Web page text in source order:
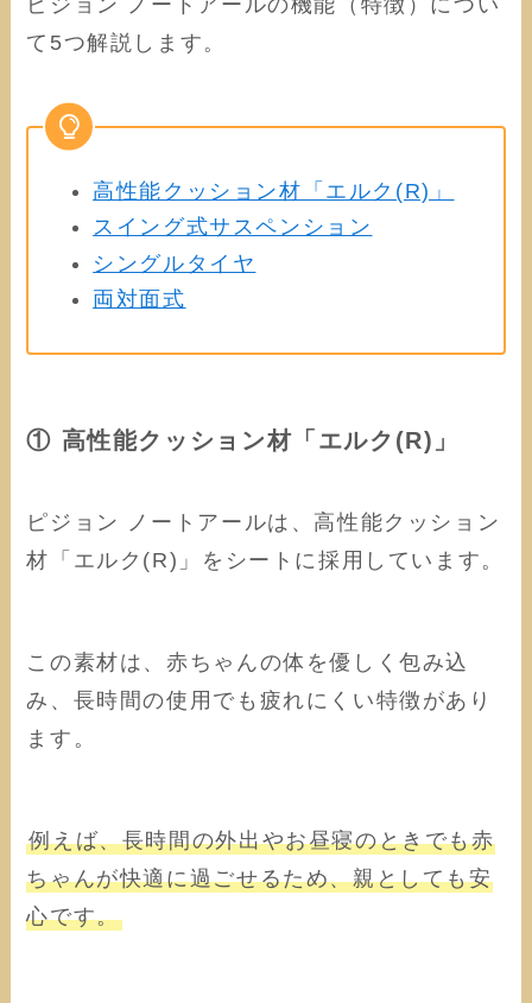
て5つ解説します。
高性能クッション材「エルク(R)」
スイング式サスペンション
シングルタイヤ
両対面式
① 高性能クッション材「エルク(R)」
ピジョン ノートアールは、高性能クッション
材「エルク(R)」をシートに採用しています。
この素材は、赤ちゃんの体を優しく包み込
み、長時間の使用でも疲れにくい特徴があり
ます。
例えば、長時間の外出やお昼寝のときでも赤
ちゃんが快適に過ごせるため、親としても安
心です。